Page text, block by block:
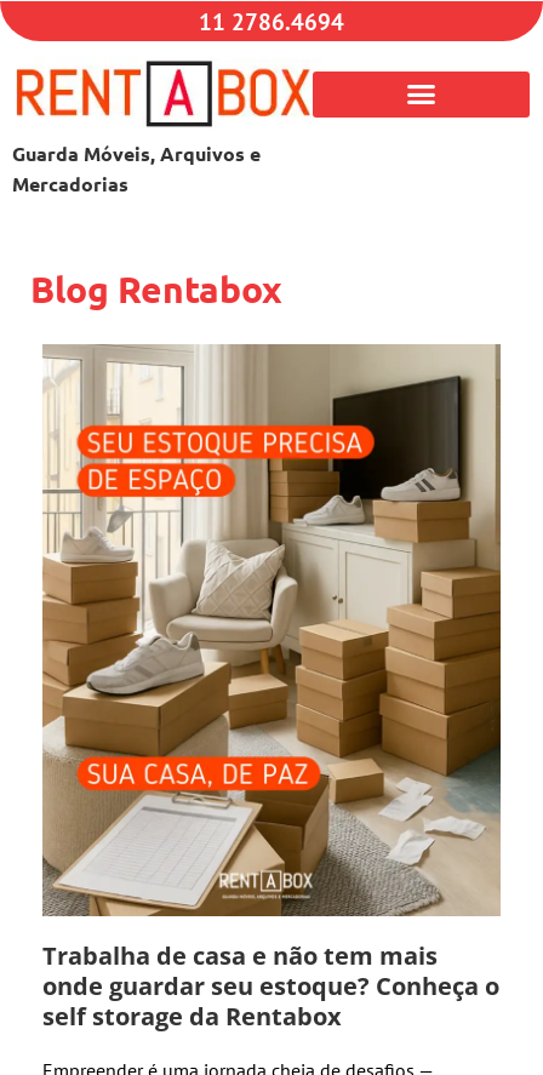
11 2786.4694
Guarda Móveis, Arquivos e
Mercadorias
Blog Rentabox
Trabalha de casa e não tem mais
onde guardar seu estoque? Conheça o
self storage da Rentabox